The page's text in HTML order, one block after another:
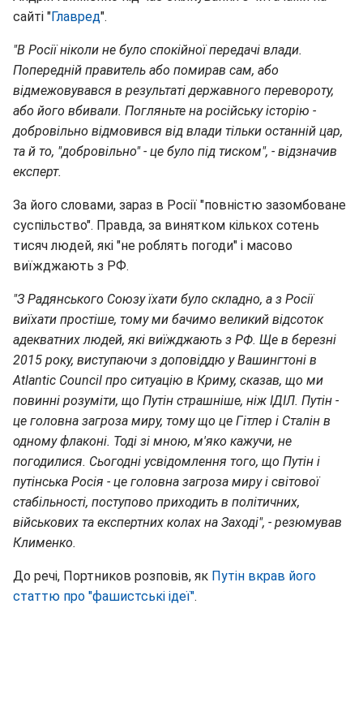
сайті "Главред".
"В Росії ніколи не було спокійної передачі влади.
Попередній правитель або помирав сам, або
відмежовувався в результаті державного перевороту,
або його вбивали. Погляньте на російську історію -
добровільно відмовився від влади тільки останній цар,
та й то, "добровільно" - це було під тиском", - відзначив
експерт.
За його словами, зараз в Росії "повністю зазомбоване
суспільство". Правда, за винятком кількох сотень
тисяч людей, які "не роблять погоди" і масово
виїжджають з РФ.
"З Радянського Союзу їхати було складно, а з Росії
виїхати простіше, тому ми бачимо великий відсоток
адекватних людей, які виїжджають з РФ. Ще в березні
2015 року, виступаючи з доповіддю у Вашингтоні в
Atlantic Council про ситуацію в Криму, сказав, що ми
повинні розуміти, що Путін страшніше, ніж ІДІЛ. Путін -
це головна загроза миру, тому що це Гітлер і Сталін в
одному флаконі. Тоді зі мною, м'яко кажучи, не
погодилися. Сьогодні усвідомлення того, що Путін і
путінська Росія - це головна загроза миру і світової
стабільності, поступово приходить в політичних,
військових та експертних колах на Заході", - резюмував
Клименко.
До речі, Портников розповів, як Путін вкрав його
статтю про "фашистські ідеї".